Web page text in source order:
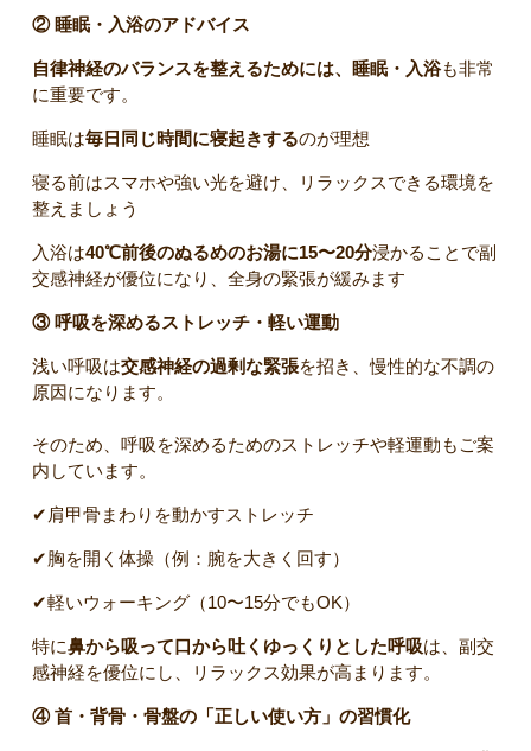
② 睡眠・入浴のアドバイス
自律神経のバランスを整えるためには、睡眠・入浴も非常
に重要です。
睡眠は毎日同じ時間に寝起きするのが理想
寝る前はスマホや強い光を避け、リラックスできる環境を
整えましょう
入浴は40℃前後のぬるめのお湯に15〜20分浸かることで副
交感神経が優位になり、全身の緊張が緩みます
③ 呼吸を深めるストレッチ・軽い運動
浅い呼吸は交感神経の過剰な緊張を招き、慢性的な不調の
原因になります。
そのため、呼吸を深めるためのストレッチや軽運動もご案
内しています。
✔肩甲骨まわりを動かすストレッチ
✔胸を開く体操（例：腕を大きく回す）
✔軽いウォーキング（10〜15分でもOK）
特に鼻から吸って口から吐くゆっくりとした呼吸は、副交
感神経を優位にし、リラックス効果が高まります。
④ 首・背骨・骨盤の「正しい使い方」の習慣化